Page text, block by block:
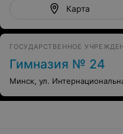
Карта
Гимназия № 24
Минск, ул.